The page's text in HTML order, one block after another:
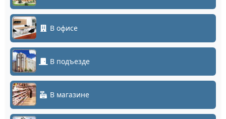
В офисе
В подъезде
В магазине